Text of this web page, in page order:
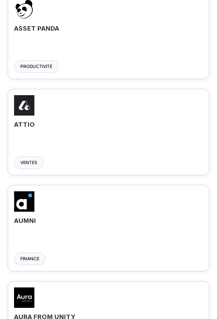
ASSET PANDA
PRODUCTIVITÉ
ATTIO
VENTES
AUMNI
FINANCE
AURA FROM UNITY